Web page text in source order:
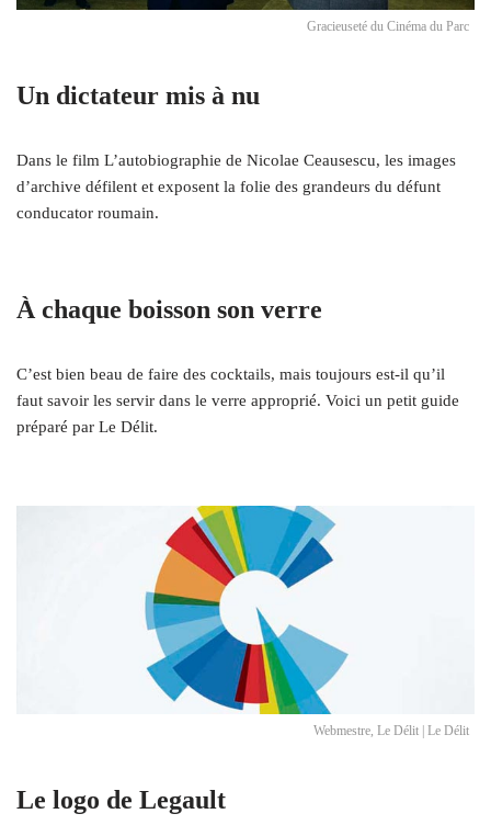
Gracieuseté du Cinéma du Parc
Un dictateur mis à nu
Dans le film L’autobiographie de Nicolae Ceausescu, les images
d’archive défilent et exposent la folie des grandeurs du défunt
conducator roumain.
À chaque boisson son verre
C’est bien beau de faire des cocktails, mais toujours est-il qu’il
faut savoir les servir dans le verre approprié. Voici un petit guide
préparé par Le Délit.
Webmestre, Le Délit | Le Délit
Le logo de Legault